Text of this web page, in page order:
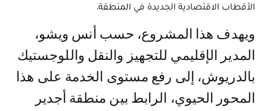
الأقطاب الاقتصادية الجديدة في المنطقة.
ويهدف هذا المشروع، حسب أنس ويشو،
المدير الإقليمي للتجهيز والنقل واللوجستيك
بالدريوش، إلى رفع مستوى الخدمة على هذا
المحور الحيوي، الرابط بين منطقة أجدير